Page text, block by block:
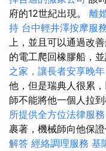
府的12世紀出現。 離
持 台中輕井澤按摩服
上，並且可以通過改
的電工爬回橡膠船，
之家，讓長者安享晚年
他，但是瑞典人很累
師不能將他一個人拉到
所提供全方位法律服
裹著，機械師向他保
解答 經絡調理服務 基